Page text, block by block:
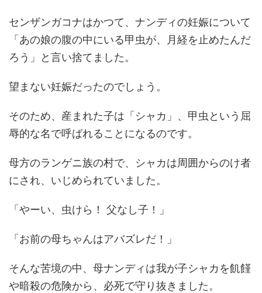
センザンガコナはかつて、ナンディの妊娠について
「あの娘の腹の中にいる甲虫が、月経を止めたんだ
ろう」と言い捨てました。
望まない妊娠だったのでしょう。
そのため、産まれた子は「シャカ」、甲虫という屈
辱的な名で呼ばれることになるのです。
母方のランゲニ族の村で、シャカは周囲からのけ者
にされ、いじめられていました。
「やーい、虫けら！ 父なし子！」
「お前の母ちゃんはアバズレだ！」
そんな苦境の中、母ナンディは我が子シャカを飢饉
や暗殺の危険から、必死で守り抜きました。